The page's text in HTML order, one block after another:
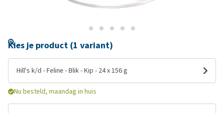
Kies je product (1 variant)
Hill's k/d - Feline - Blik - Kip - 24 x 156 g
Nu besteld, maandag in huis